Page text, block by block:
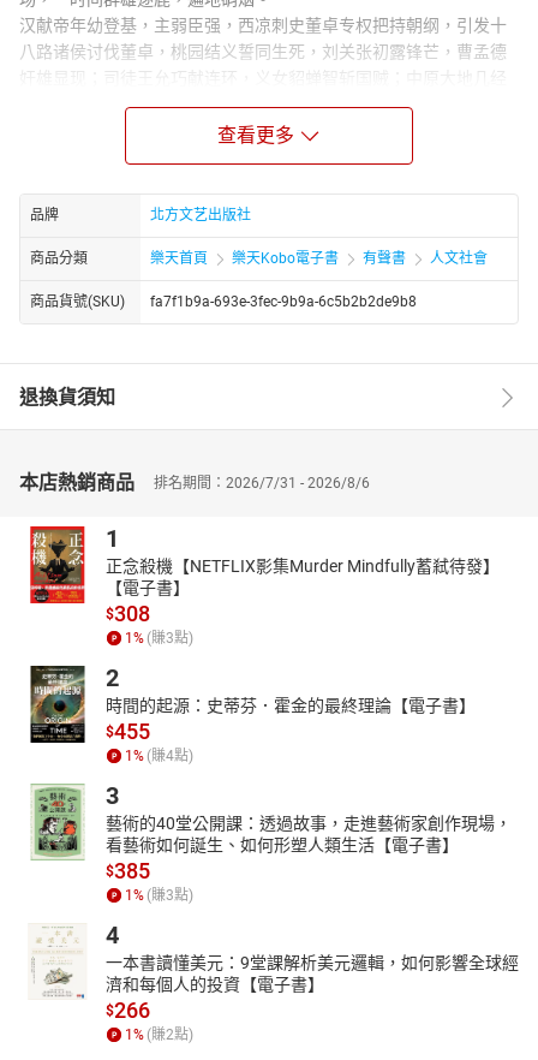
汉献帝年幼登基，主弱臣强，西凉刺史董卓专权把持朝纲，引发十
八路诸侯讨伐董卓，桃园结义誓同生死，刘关张初露锋芒，曹孟德
奸雄显现；司徒王允巧献连环，义女貂蝉智斩国贼；中原大地几经
反复，以曹操平灭袁绍告终，挟官渡大战之锐气，曹操亲统大军八
十三万兵下江南，欲平孙权灭刘备一统天下。
在诸葛亮和鲁肃的睿智研究下，孙刘两家联合抗曹操，却又同床异
东十计”，创造出以弱胜强的奇迹——火烧赤壁，至此，曹，孙，刘
三家鼎立之势初现，奠定了将来魏蜀吴三分天下的雏形。
查看更多
品牌 北方文艺出版社
商品分類 樂天首頁 樂天Kobo電子書 有聲書 人文社會
商品貨號(SKU) fa7f1b9a-693e-3fec-9b9a-6c5b2b2de9b8
退換貨須知
本店熱銷商品 排名期間：2026/7/31 - 2026/8/6
1
正念殺機【NETFLIX影集Murder Mindfully蓄弒待發】
【電子書】
$308
1 % (賺3點)
2
時間的起源：史蒂芬．霍金的最終理論【電子書】
$455
1 % (賺4點)
3
藝術的40堂公開課：透過故事，走進藝術家創作現場，
看藝術如何誕生、如何形塑人類生活【電子書】
$385
1 % (賺3點)
4
一本書讀懂美元：9堂課解析美元邏輯，如何影響全球經
濟和每個人的投資【電子書】
$266
1 % (賺2點)